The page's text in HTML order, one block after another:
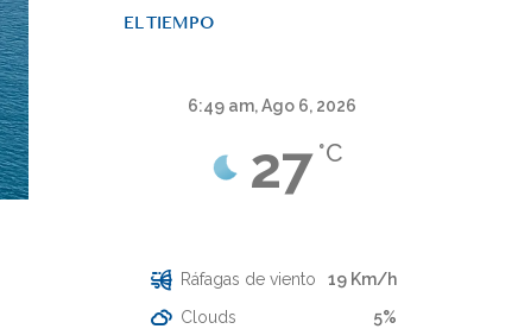
EL TIEMPO
6:49 am,Ago 6, 2026
27 °C
Ráfagas de viento
19 Km/h
Clouds
5%